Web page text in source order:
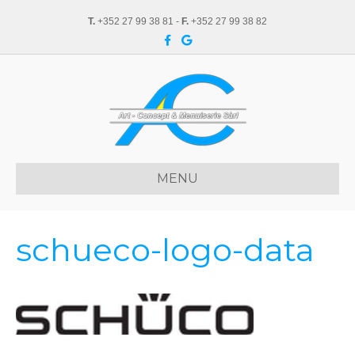
T. +352 27 99 38 81 - F. +352 27 99 38 82
c
o
o
k
G
o
l
e
MENU
schueco-logo-data